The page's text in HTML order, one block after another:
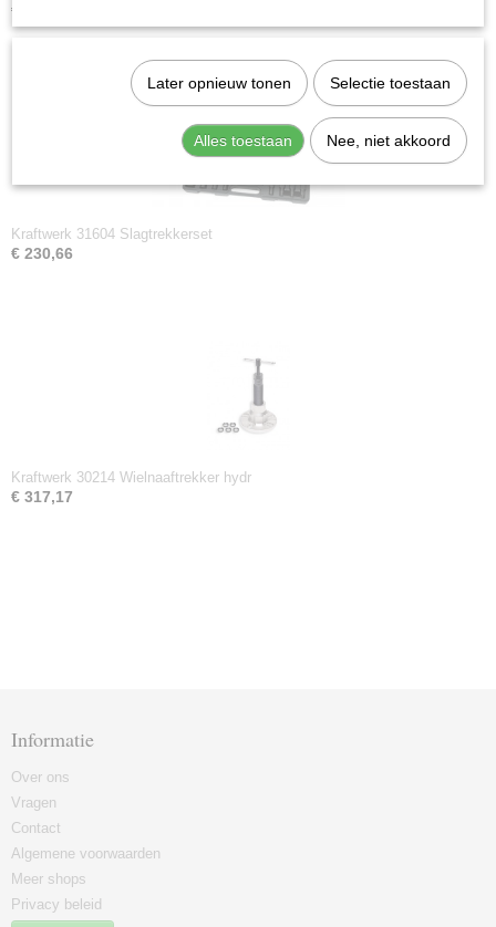
€ 97,70
Kraftwerk 31604 Slagtrekkerset
€ 230,66
Kraftwerk 30214 Wielnaaftrekker hydr
€ 317,17
Informatie
Over ons
Vragen
Contact
Algemene voorwaarden
Meer shops
Privacy beleid
Later opnieuw tonen Selectie toestaan
Alles toestaan Nee, niet akkoord